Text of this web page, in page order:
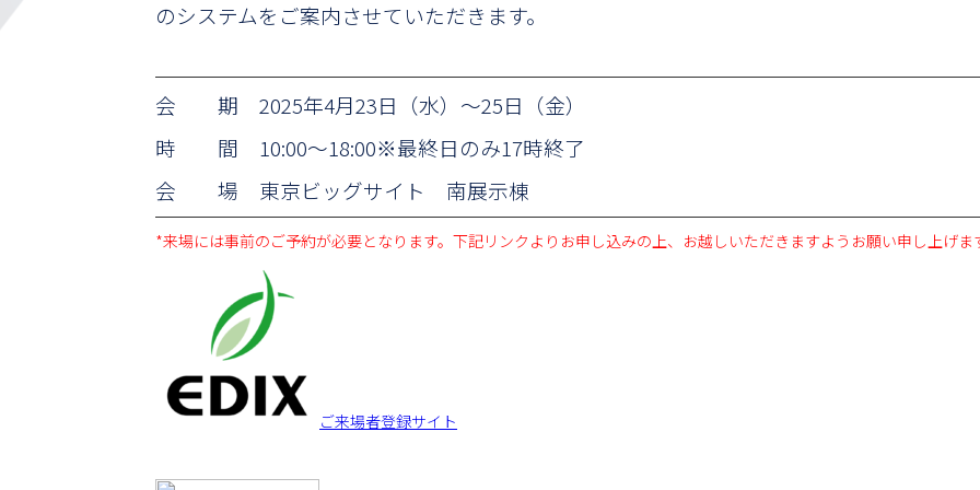
のシステムをご案内させていただきます。
会 期 2025年4月23日（水）～25日（金）
時 間 10:00～18:00※最終日のみ17時終了
会 場 東京ビッグサイト 南展示棟
*来場には事前のご予約が必要となります。下記リンクよりお申し込みの上、お越しいただきますようお願い申し上げま
ご来場者登録サイト